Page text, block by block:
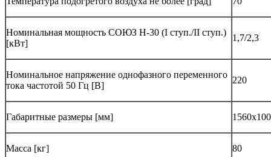
Номинальная мощность СОЮЗ Н-30 (I ступ./II ступ.)
[кВт]
1,7/2,3
Номинальное напряжение однофазного переменного
тока частотой 50 Гц [В]
220
Габаритные размеры [мм]
Масса [кг] 80